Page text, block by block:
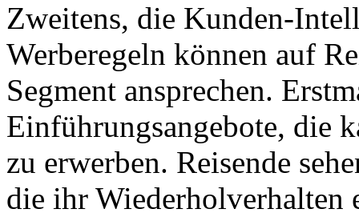
Zweitens, die Kunden-
Werberegeln können auf
Segment ansprechen.
Einführungsangebote, die
zu erwerben. Reisende
die ihr Wiederholverhalten